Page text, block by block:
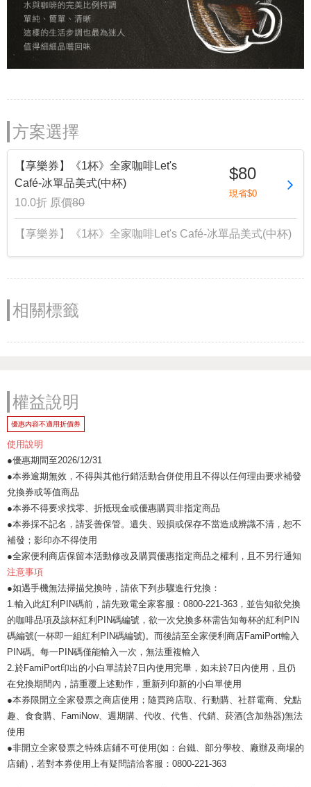
方案選擇
【享樂券】《1杯》全家咖啡Let's
Café-冰單品美式(中杯)
10.0折 原價80
$80
現省$0
【享樂券】《1杯》全家咖啡Let's Café-冰單品美式(中杯)
相關標籤
權益說明
優惠內容不適用折價券
使用說明
●優惠期間至2026/12/31
●本券逾期無效，不得與其他行銷活動合併使用且不得以任何理由要求補發
兌換券或等值商品
●本券不得要求找零、折抵現金或優惠購買非指定商品
●本券採不記名，請妥善保管。遺失、毀損或保存不當造成辨識不清，恕不
補發；影印亦不得使用
●全家便利商店保留本活動修改及購買優惠指定商品之權利，且不另行通知
注意事項
●如遇手機無法掃描兌換時，請依下列步驟進行兌換：
1.輸入此紅利PIN碼前，請先致電全家客服：0800-221-363，並告知欲兌換
的咖啡品項及該杯紅利PIN碼編號，欲一次兌換多杯需告知每杯的紅利PIN
碼編號(一杯即一組紅利PIN碼編號)。而後請至全家便利商店FamiPort輸入
PIN碼。每一PIN碼僅能輸入一次，無法重複輸入
2.於FamiPort印出的小白單請於7日內使用完畢，如未於7日內使用，且仍
在兌換期間內，請重覆上述動作，重新列印新的小白單使用
●本券限開立全家發票之商店使用；隨買跨店取、行動購、社群電商、兌點
趣、食食購、FamiNow、週期購、代收、代售、代銷、菸酒(含加熱器)無法
使用
●非開立全家發票之特殊店鋪不可使用(如：台鐵、部分學校、廠辦及商場的
店鋪)，若對本券使用上有疑問請洽客服：0800-221-363